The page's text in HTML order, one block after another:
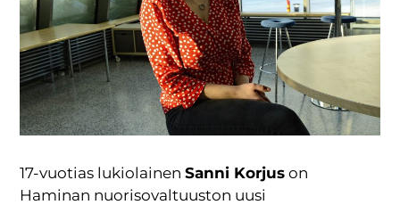
17-vuotias lukiolainenSanni Korjus on
Haminan nuorisovaltuuston uusi